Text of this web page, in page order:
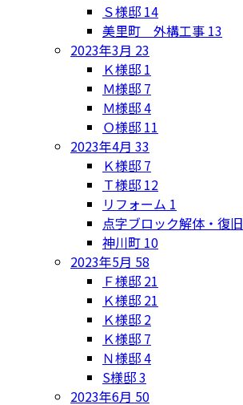
Ｓ様邸 14
美里町 外構工事 13
2023年3月 23
Ｋ様邸 1
Ｍ様邸 7
Ｍ様邸4
Ｏ様邸 11
2023年4月 33
Ｋ様邸 7
Ｔ様邸 12
リフォーム 1
点字ブロック解体・復旧
神川町 10
2023年5月 58
Ｆ様邸 21
Ｋ様邸 21
Ｋ様邸 2
Ｋ様邸 7
Ｎ様邸4
S様邸3
2023年6月 50